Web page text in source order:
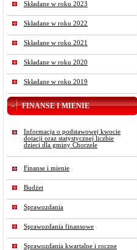
Składane w roku 2023
Składane w roku 2022
Składane w roku 2021
Składane w roku 2020
Składane w roku 2019
FINANSE I MIENIE
Informacja o podstawowej kwocie
dotacji oraz statystycznej liczbie
dzieci dla gminy Chorzele
Finanse i mienie
Budżet
Sprawozdania
Sprawozdania finansowe
Sprawozdania kwartalne i roczne